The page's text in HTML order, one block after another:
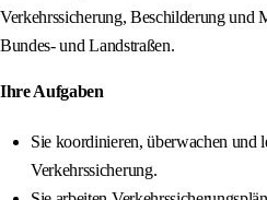
Verkehrssicherung, Beschilderung und
Bundes- und Landstraßen.
Ihre Aufgaben
Sie koordinieren, überwachen und
Verkehrssicherung.